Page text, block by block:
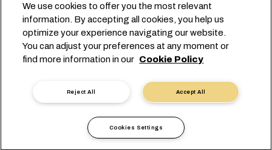
문의하기
환경 설정 센터
본사: +41 227038888
info@msc.com
쿠키 설정 데이터 보호
개인 정보 요청
운송사 약관 유럽 협정
인증
익명 신고
We use cookies to offer you the most relevant
information. By accepting all cookies, you help us
optimize your experience navigating our website.
You can adjust your preferences at any moment or
find more information in our Cookie Policy
Accept All
Reject All
Cookies Settings